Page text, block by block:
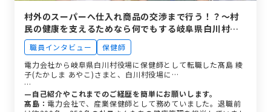
村外のスーパーへ仕入れ商品の交渉まで行う！？〜村
民の健康を支えるためなら何でもする岐阜県白川村の
保健師、管理栄養士～
職員インタビュー
保健師
電力会社から岐阜県白川村役場に保健師として転職した髙島 綾
子(たかしま あやこ)さまと、白川村役場に…
—自己紹介やこれまでのご経歴を簡単にお願いします。
髙島： 電力会社で、産業保健師として務めていました。退職前